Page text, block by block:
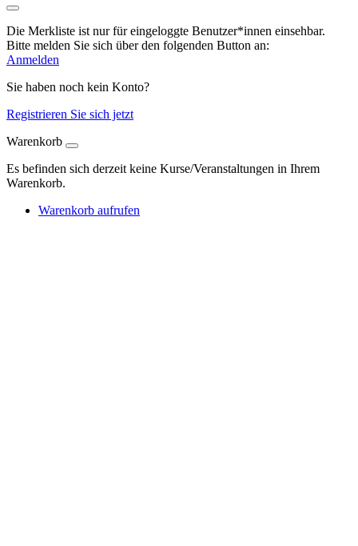
Die Merkliste ist nur für eingeloggte Benutzer*innen einsehbar.
Bitte melden Sie sich über den folgenden Button an:
Anmelden
Sie haben noch kein Konto?
Registrieren Sie sich jetzt
Warenkorb
Es befinden sich derzeit keine Kurse/Veranstaltungen in Ihrem
Warenkorb.
Warenkorb aufrufen